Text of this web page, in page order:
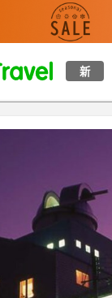
新
評價設施